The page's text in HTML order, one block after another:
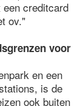
een creditcard
ov."
voor
en een
is de
ook buiten